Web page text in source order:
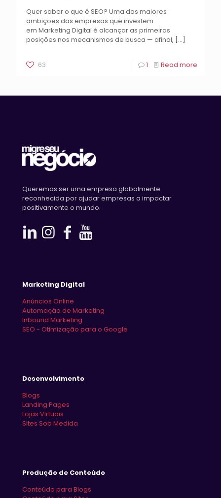
Quer saber o que é SEO? Uma das maiores
ambições das empresas que investem
em Marketing Digital é alcançar as primeiras
posições nos mecanismos de busca — afinal, […]
63 1 Read more
Queremos ser uma empresa globalmente
reconhecida por ajudar empresas a impactar
positivamente o mundo.
Marketing Digital
Anúncios Online
Automação de Marketing
Inbound Marketing
SEO - Otimização para o Google
Desenvolvimento
Blogs
Landing Pages
Lojas Virtuais
Sites Sob Medida
Produção de Conteúdo
Conteúdo para Blogs